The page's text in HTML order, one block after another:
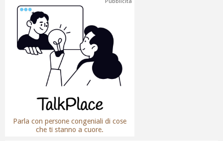
Parla con persone congeniali di cose
che ti stanno a cuore.